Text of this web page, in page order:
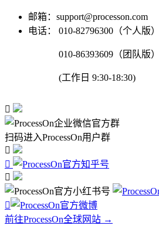
邮箱：support@processon.com
电话：
010-82796300（个人版）
010-86393609（团队版）
(工作日 9:30-18:30)

扫码进入ProcessOn用户群




前往ProcessOn全球网站 →